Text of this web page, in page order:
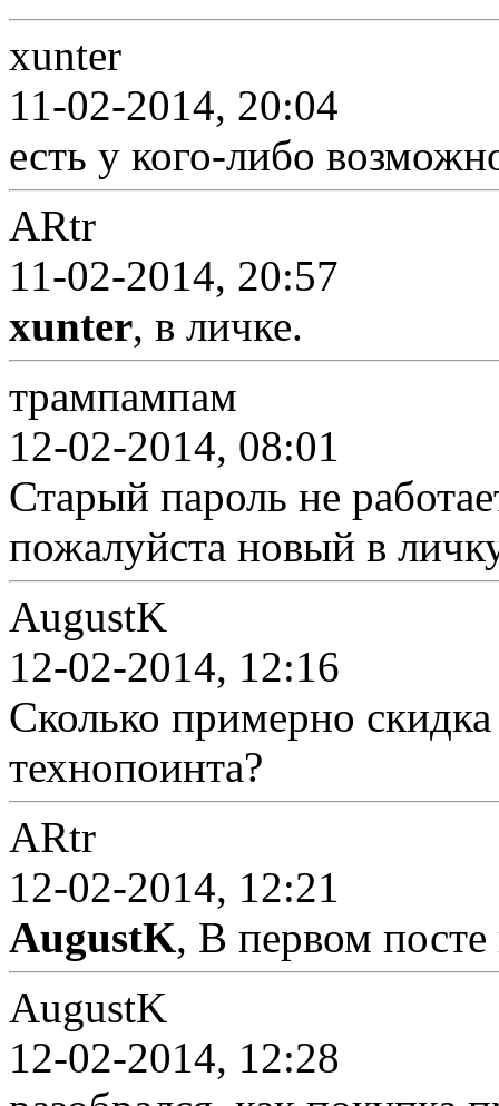
xunter
11-02-2014, 20:04
есть у кого-либо
ARtr
11-02-2014, 20:57
xunter, в личке.
трампампам
12-02-2014, 08:01
Старый пароль не
пожалуйста новый в
AugustK
12-02-2014, 12:16
Сколько примерно
технопоинта?
ARtr
12-02-2014, 12:21
AugustK, В первом посте
AugustK
12-02-2014, 12:28